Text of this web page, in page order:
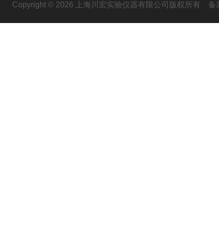
Copyright © 2026 上海川宏实验仪器有限公司版权所有 备